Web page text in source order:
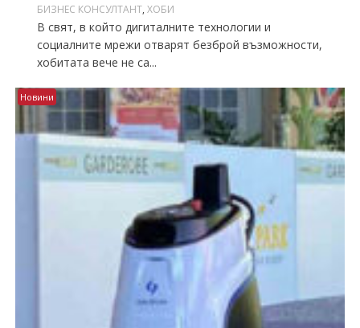
БИЗНЕС КОНСУЛТАНТ, ХОБИ
В свят, в който дигиталните технологии и
социалните мрежи отварят безброй възможности,
хобитата вече не са...
Новини